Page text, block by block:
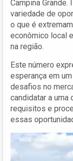
Campina
variedade de
o que é
econômico local
na região.
Este número
esperança em
desafios no
candidatar a
requisitos e
essas